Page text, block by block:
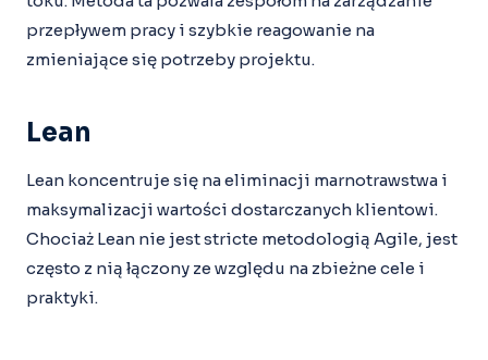
przepływem pracy i szybkie reagowanie na
zmieniające się potrzeby projektu.
Lean
Lean koncentruje się na eliminacji marnotrawstwa i
maksymalizacji wartości dostarczanych klientowi.
Chociaż Lean nie jest stricte metodologią Agile, jest
często z nią łączony ze względu na zbieżne cele i
praktyki.